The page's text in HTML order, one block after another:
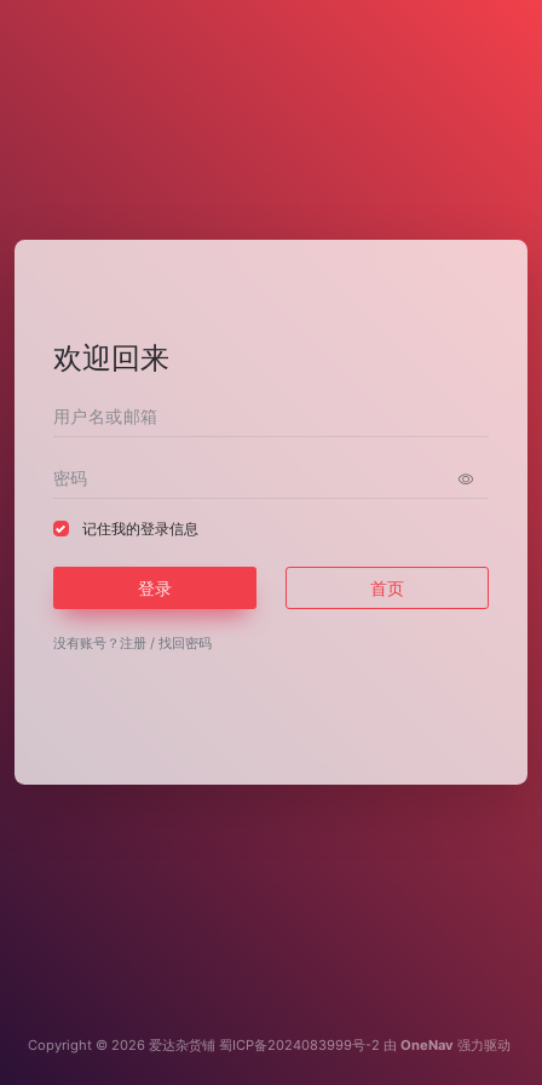
欢迎回来
记住我的登录信息
登录 首页
没有账号？ 注册 / 找回密码
Copyright © 2026 爱达杂货铺 蜀ICP备2024083999号-2 由 OneNav 强力驱动